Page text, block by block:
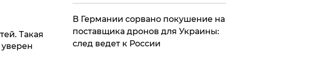
Такая
​В Германии сорвано покушение на
поставщика дронов для Украины:
след ведет к России